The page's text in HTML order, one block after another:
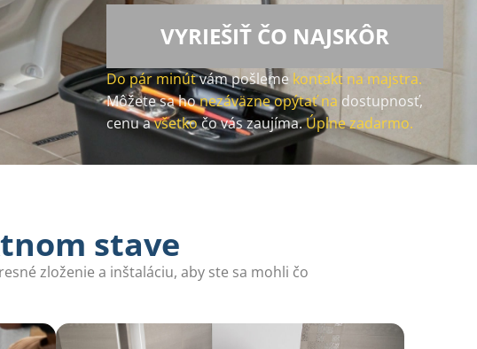
VYRIEŠIŤ ČO NAJSKÔR
Do pár minútvám pošleme kontakt na majstra.
Môžete sa honezáväzne opýtať na dostupnosť,
cenu avšetkočo vás zaujíma.Úplne zadarmo.
stave
zloženie a inštaláciu, aby ste sa mohli čo